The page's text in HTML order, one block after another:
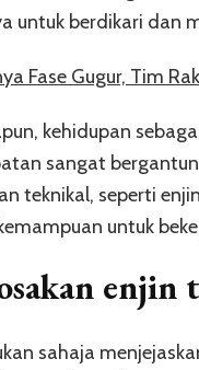
untuk berdikari dan
Fase Gugur, Tim
kehidupan
sangat
teknikal, seperti
untuk
enjin
sahaja